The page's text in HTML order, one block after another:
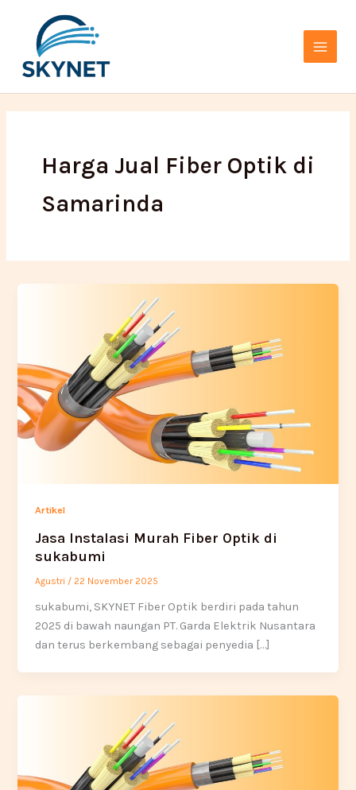
konten
Menu
Harga Jual Fiber Optik di
Samarinda
Artikel
Jasa Instalasi Murah Fiber Optik di
sukabumi
Agustri / 22 November 2025
sukabumi, SKYNET Fiber Optik berdiri pada tahun
2025 di bawah naungan PT. Garda Elektrik Nusantara
dan terus berkembang sebagai penyedia […]